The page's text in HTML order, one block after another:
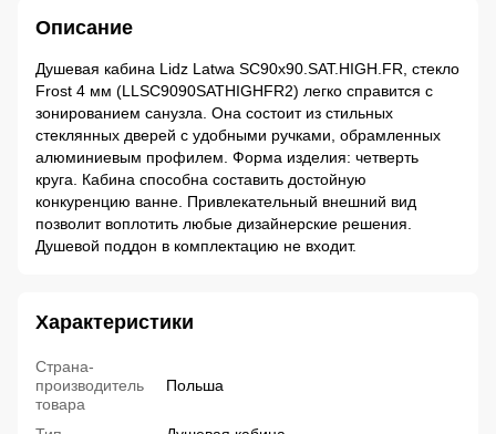
Описание
Душевая кабина Lidz Latwa SC90x90.SAT.HIGH.FR, стекло
Frost 4 мм (LLSC9090SATHIGHFR2) легко справится с
зонированием санузла. Она состоит из стильных
стеклянных дверей с удобными ручками, обрамленных
алюминиевым профилем. Форма изделия: четверть
круга. Кабина способна составить достойную
конкуренцию ванне. Привлекательный внешний вид
позволит воплотить любые дизайнерские решения.
Душевой поддон в комплектацию не входит.
Характеристики
Страна-
производитель
товара
Польша